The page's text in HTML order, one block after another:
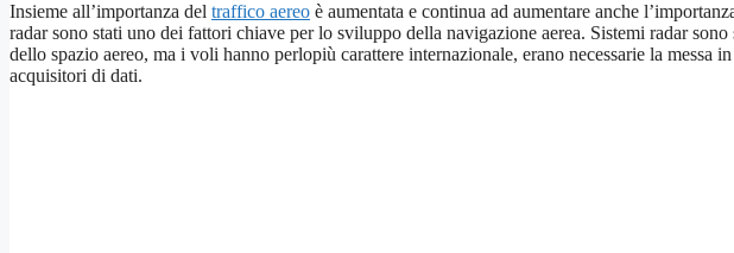
Insieme all’importanza del traffico aereo è aumentata e continua ad aumentare anche
radar sono stati uno dei fattori chiave per lo sviluppo della navigazione aerea. Sistemi radar
dello spazio aereo, ma i voli hanno perlopiù carattere internazionale, erano necessarie la
acquisitori di dati.